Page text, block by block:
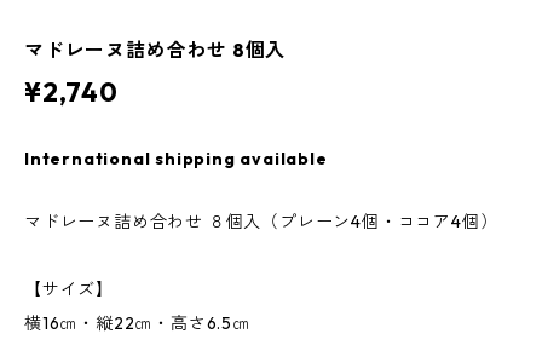
マドレーヌ詰め合わせ 8個入
¥2,740
International shipping available
マドレーヌ詰め合わせ ８個入（プレーン4個・ココア4個）
【サイズ】
横16㎝・縦22㎝・高さ6.5㎝